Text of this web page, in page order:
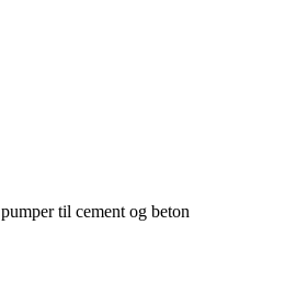
til cement og beton